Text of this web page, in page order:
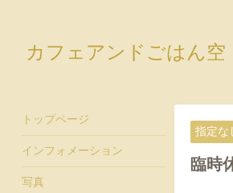
カフェアンドごはん空
指定な
臨時
トップページ
インフォメーション
写真